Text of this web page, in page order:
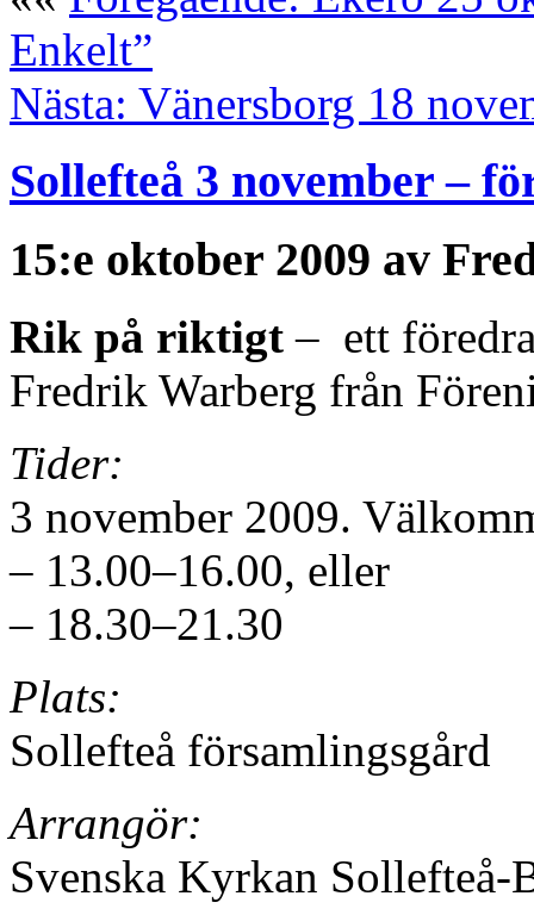
Enkelt”
Nästa: Vänersborg 18
Sollefteå 3 november –
15:e oktober 2009 av
Rik på riktigt – ett
Fredrik Warberg från
Tider:
3 november 2009.
– 13.00–16.00, eller
– 18.30–21.30
Plats:
Sollefteå församlingsgård
Arrangör:
Svenska Kyrkan Sollefteå-